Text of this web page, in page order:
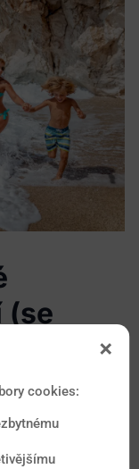
(se
nablízku.
při úrazu,
cookies: